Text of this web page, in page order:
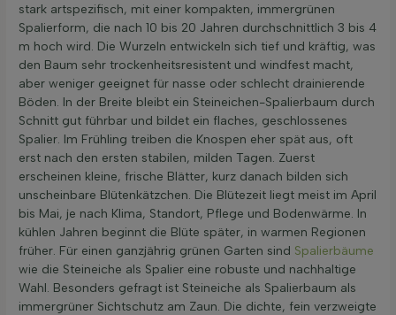
stark artspezifisch, mit einer kompakten, immergrünen
Spalierform, die nach 10 bis 20 Jahren durchschnittlich 3 bis 4
m hoch wird. Die Wurzeln entwickeln sich tief und kräftig, was
den Baum sehr trockenheitsresistent und windfest macht,
aber weniger geeignet für nasse oder schlecht drainierende
Böden. In der Breite bleibt ein Steineichen-Spalierbaum durch
Schnitt gut führbar und bildet ein flaches, geschlossenes
Spalier. Im Frühling treiben die Knospen eher spät aus, oft
erst nach den ersten stabilen, milden Tagen. Zuerst
erscheinen kleine, frische Blätter, kurz danach bilden sich
unscheinbare Blütenkätzchen. Die Blütezeit liegt meist im April
bis Mai, je nach Klima, Standort, Pflege und Bodenwärme. In
kühlen Jahren beginnt die Blüte später, in warmen Regionen
früher. Für einen ganzjährig grünen Garten sind Spalierbäume
wie die Steineiche als Spalier eine robuste und nachhaltige
Wahl. Besonders gefragt ist Steineiche als Spalierbaum als
immergrüner Sichtschutz am Zaun. Die dichte, fein verzweigte